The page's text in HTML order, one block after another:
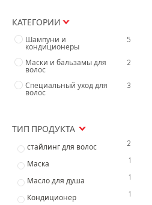
КАТЕГОРИИ
Шампуни и
кондиционеры
5
Маски и бальзамы для
волос
2
Специальный уход для
волос
3
ТИП ПРОДУКТА
стайлинг для волос
2
Маска
1
Масло для душа
1
Кондиционер
1